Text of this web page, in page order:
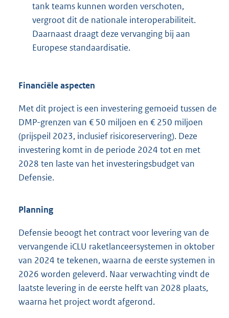
tank teams kunnen worden verschoten,
vergroot dit de nationale interoperabiliteit.
Daarnaast draagt deze vervanging bij aan
Europese standaardisatie.
Financiële aspecten
Met dit project is een investering gemoeid tussen de
DMP-grenzen van € 50 miljoen en € 250 miljoen
(prijspeil 2023, inclusief risicoreservering). Deze
investering komt in de periode 2024 tot en met
2028 ten laste van het investeringsbudget van
Defensie.
Planning
Defensie beoogt het contract voor levering van de
vervangende iCLU raketlanceersystemen in oktober
van 2024 te tekenen, waarna de eerste systemen in
2026 worden geleverd. Naar verwachting vindt de
laatste levering in de eerste helft van 2028 plaats,
waarna het project wordt afgerond.